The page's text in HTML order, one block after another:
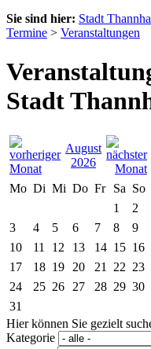
Sie sind hier: Stadt
Termine > Veranstaltungen
Stadt
August
2026
Mo Di Mi Do Fr Sa So
1
2
3
4 5 6 7 8
9
10
11 12 13 14 15 16
17
18 19 20 21 22 23
24
25 26 27 28 29 30
31
Hier können Sie gezielt
Kategorie